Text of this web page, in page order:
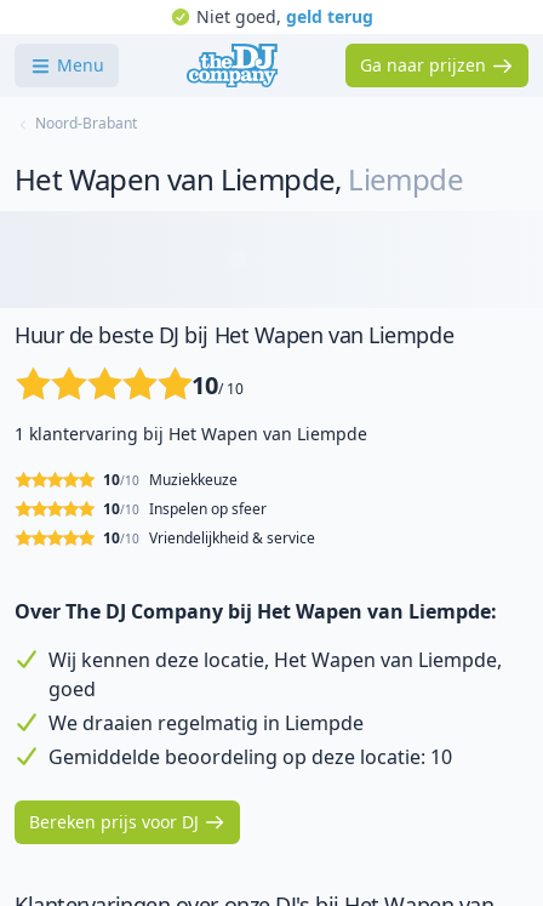
Niet goed, geld terug
Menu Ga naar prijzen
Noord-Brabant
Het Wapen van Liempde, Liempde
Huur de beste DJ bij Het Wapen van Liempde
10/ 10
1 klantervaring bij Het Wapen van Liempde
Muziekkeuze
10/10
Inspelen op sfeer
10/10
Vriendelijkheid & service
10/10
Over The DJ Company bij Het Wapen van Liempde:
Wij kennen deze locatie, Het Wapen van Liempde,
goed
We draaien regelmatig in Liempde
Gemiddelde beoordeling op deze locatie: 10
Bereken prijs voor DJ